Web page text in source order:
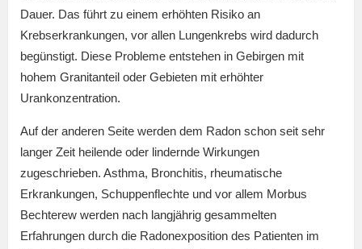
Dauer. Das führt zu einem erhöhten Risiko an
Krebserkrankungen, vor allen Lungenkrebs wird dadurch
begünstigt. Diese Probleme entstehen in Gebirgen mit
hohem Granitanteil oder Gebieten mit erhöhter
Urankonzentration.
Auf der anderen Seite werden dem Radon schon seit sehr
langer Zeit heilende oder lindernde Wirkungen
zugeschrieben. Asthma, Bronchitis, rheumatische
Erkrankungen, Schuppenflechte und vor allem Morbus
Bechterew werden nach langjährig gesammelten
Erfahrungen durch die Radonexposition des Patienten im